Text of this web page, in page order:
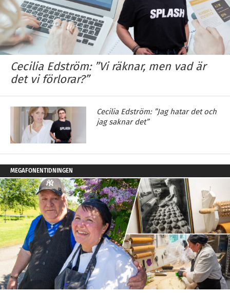
Cecilia Edström: ”Vi räknar, men vad är
det vi förlorar?”
Cecilia Edström: ”Jag hatar det och
jag saknar det”
MEGAFONENTIDNINGEN